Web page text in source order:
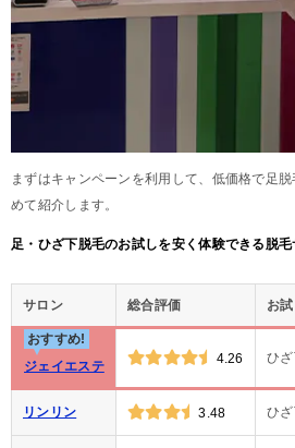
まずはキャンペーンを利用して、低価格で足
めて紹介します。
足・ひざ下脱毛のお試しを安く体験できる脱
サロン 総合評価 お
おすすめ!
ジェイエステ
4.26 ひ
リンリン 3.48 ひ